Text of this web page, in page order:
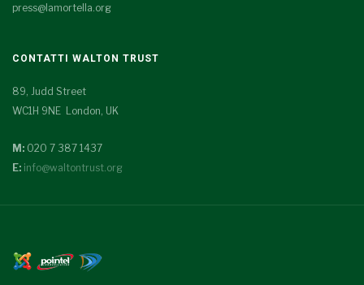
press@lamortella.org
CONTATTI WALTON TRUST
89, Judd Street
WC1H 9NE London, UK
M: 020 7 387 1437
E: info@waltontrust.org